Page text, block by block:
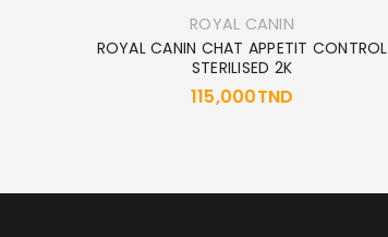
ROYAL CANIN
ROYAL CANIN CHAT APPETIT CONTROL
STERILISED 2K
115,000TND